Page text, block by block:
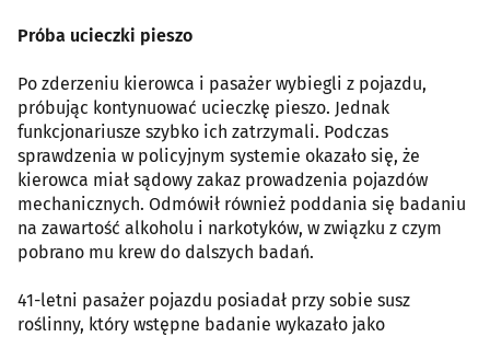
Próba ucieczki pieszo
Po zderzeniu kierowca i pasażer wybiegli z pojazdu,
próbując kontynuować ucieczkę pieszo. Jednak
funkcjonariusze szybko ich zatrzymali. Podczas
sprawdzenia w policyjnym systemie okazało się, że
kierowca miał sądowy zakaz prowadzenia pojazdów
mechanicznych. Odmówił również poddania się badaniu
na zawartość alkoholu i narkotyków, w związku z czym
pobrano mu krew do dalszych badań.
41-letni pasażer pojazdu posiadał przy sobie susz
roślinny, który wstępne badanie wykazało jako